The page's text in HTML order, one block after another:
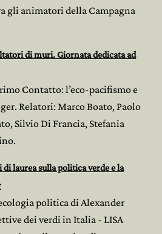
gli animatori della Campagna
di muri. Giornata dedicata ad
Contatto: l’eco-pacifismo e
Relatori: Marco Boato, Paolo
Silvio Di Francia, Stefania
di laurea sulla politica verde e la
politica di Alexander
dei verdi in Italia - LISA